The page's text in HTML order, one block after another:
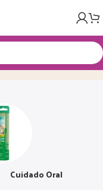
Producto
Cuidado Oral